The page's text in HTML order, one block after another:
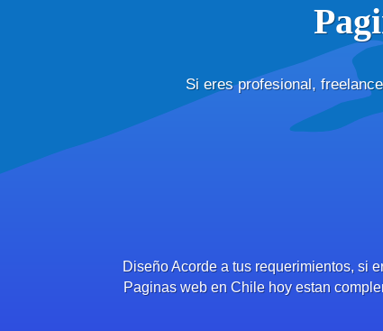
Si eres profesional,
Diseño Acorde a tus requerimientos, si
Paginas web en Chile hoy estan